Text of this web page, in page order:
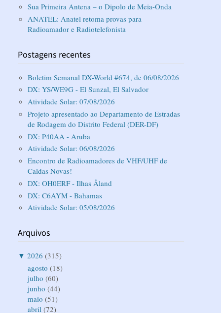
Sua Primeira Antena – o Dipolo de Meia-Onda
ANATEL: Anatel retoma provas para
Radioamador e Radiotelefonista
Postagens recentes
Boletim Semanal DX-World #674, de 06/08/2026
DX: YS/WE9G - El Sunzal, El Salvador
Atividade Solar: 07/08/2026
Projeto apresentado ao Departamento de Estradas
de Rodagem do Distrito Federal (DER-DF)
DX: P40AA - Aruba
Atividade Solar: 06/08/2026
Encontro de Radioamadores de VHF/UHF de
Caldas Novas!
DX: OH0ERF - Ilhas Åland
DX: C6AYM - Bahamas
Atividade Solar: 05/08/2026
Arquivos
▼ 2026 (315)
agosto (18)
julho (60)
junho (44)
maio (51)
abril (72)